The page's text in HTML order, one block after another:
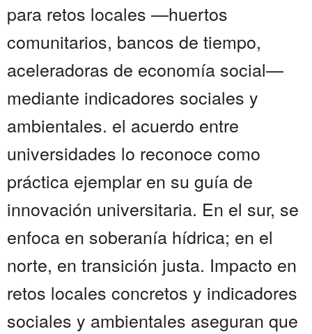
para retos locales —huertos
comunitarios, bancos de tiempo,
aceleradoras de economía social—
mediante indicadores sociales y
ambientales. el acuerdo entre
universidades lo reconoce como
práctica ejemplar en su guía de
innovación universitaria. En el sur, se
enfoca en soberanía hídrica; en el
norte, en transición justa. Impacto en
retos locales concretos y indicadores
sociales y ambientales aseguran que